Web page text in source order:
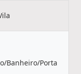
Banheiro/Porta